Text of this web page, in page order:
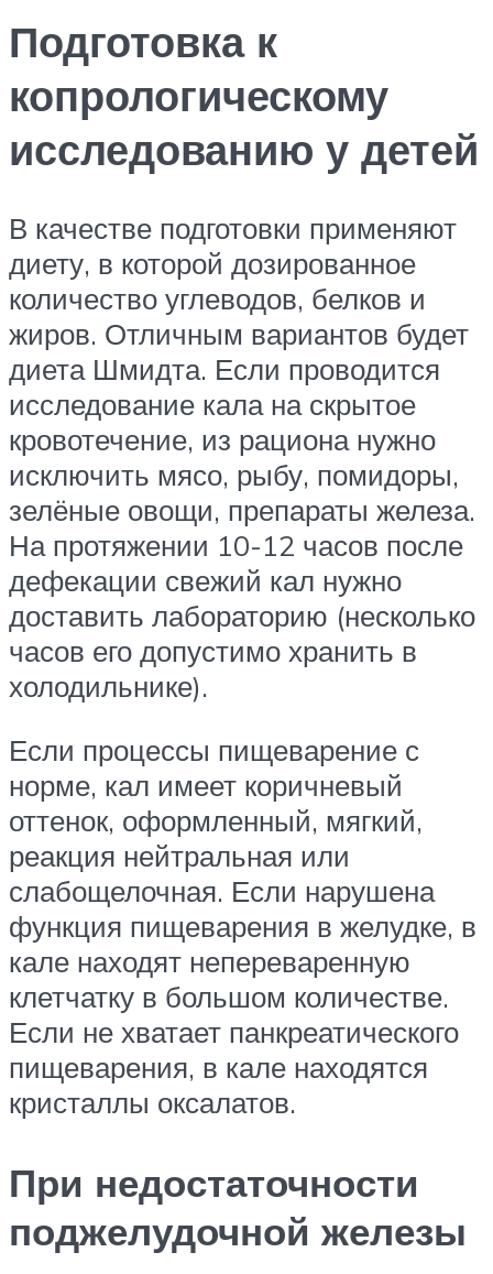
Подготовка к
копрологическому
исследованию у детей
В качестве подготовки применяют
диету, в которой дозированное
количество углеводов, белков и
жиров. Отличным вариантов будет
диета Шмидта. Если проводится
исследование кала на скрытое
кровотечение, из рациона нужно
исключить мясо, рыбу, помидоры,
зелёные овощи, препараты железа.
На протяжении 10-12 часов после
дефекации свежий кал нужно
доставить лабораторию (несколько
часов его допустимо хранить в
холодильнике).
Если процессы пищеварение с
норме, кал имеет коричневый
оттенок, оформленный, мягкий,
реакция нейтральная или
слабощелочная. Если нарушена
функция пищеварения в желудке, в
кале находят непереваренную
клетчатку в большом количестве.
Если не хватает панкреатического
пищеварения, в кале находятся
кристаллы оксалатов.
При недостаточности
поджелудочной железы